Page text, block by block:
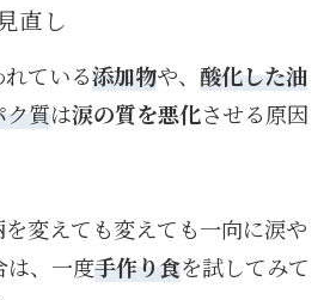
直し
ている添加物や、 酸化した油
ク質は涙の質を悪化させる原因
を変えても変えても一向に涙や
は、一度手作り食を試してみて